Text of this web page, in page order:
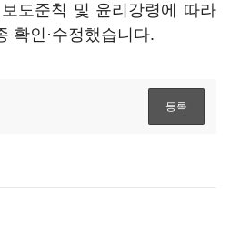
도준칙 및 윤리강령에 따라
확인·수정했습니다.